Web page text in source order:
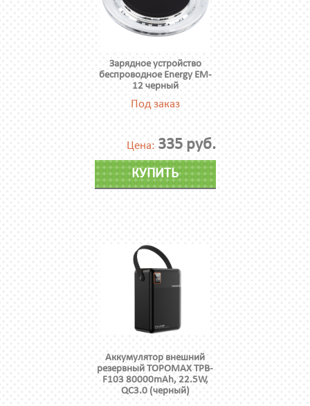
Зарядное устройство
беспроводное Energy EM-
12 черный
Под заказ
Цена: 335 руб.
КУПИТЬ
Аккумулятор внешний
резервный TOPOMAX TPB-
F103 80000mAh, 22.5W,
QC3.0 (черный)